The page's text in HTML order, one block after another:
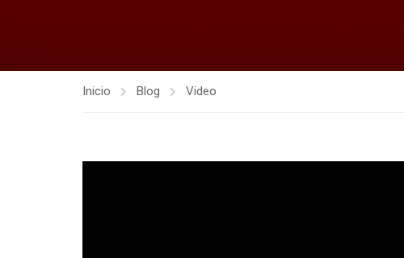
Inicio Blog Video